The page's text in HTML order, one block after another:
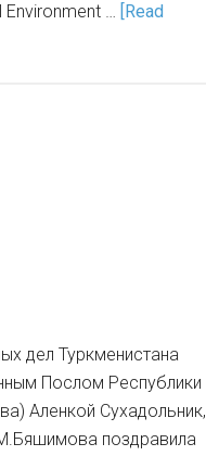
… [Read
дел Туркменистана
Послом Республики
Аленкой Сухадольник,
поздравила